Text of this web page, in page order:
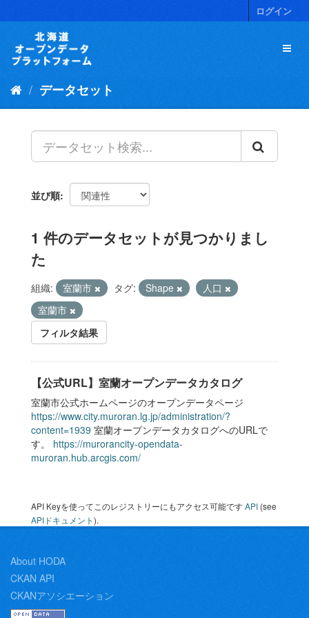
キ
ログイン
データセット
並び順
1 件のデータセットが見つかりまし
た
組織: 室蘭市 タグ: Shape
人口
室蘭市
フィルタ結果
【公式URL】室蘭オープンデータカタログ
室蘭市公式ホームページのオープンデータページ
https://www.city.muroran.lg.jp/administration/?
content=1939 室蘭オープンデータカタログへのURLで
す。 https://murorancity-opendata-
muroran.hub.arcgis.com/
API Keyを使ってこのレジストリーにもアクセス可能ですAPI (see
APIドキュメント).
About HODA
CKAN API
CKANアソシエーション